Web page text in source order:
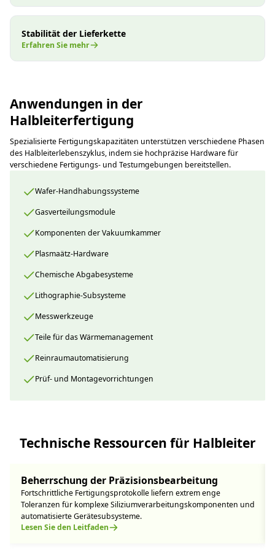
Stabilität der Lieferkette
Erfahren Sie mehr
Anwendungen in der
Halbleiterfertigung
Spezialisierte Fertigungskapazitäten unterstützen verschiedene Phasen
des Halbleiterlebenszyklus, indem sie hochpräzise Hardware für
verschiedene Fertigungs- und Testumgebungen bereitstellen.
Wafer-Handhabungssysteme
Gasverteilungsmodule
Komponenten der Vakuumkammer
Plasmaätz-Hardware
Chemische Abgabesysteme
Lithographie-Subsysteme
Messwerkzeuge
Teile für das Wärmemanagement
Reinraumautomatisierung
Prüf- und Montagevorrichtungen
Technische Ressourcen für Halbleiter
Beherrschung der Präzisionsbearbeitung
Fortschrittliche Fertigungsprotokolle liefern extrem enge
Toleranzen für komplexe Siliziumverarbeitungskomponenten und
automatisierte Gerätesubsysteme.
Lesen Sie den Leitfaden